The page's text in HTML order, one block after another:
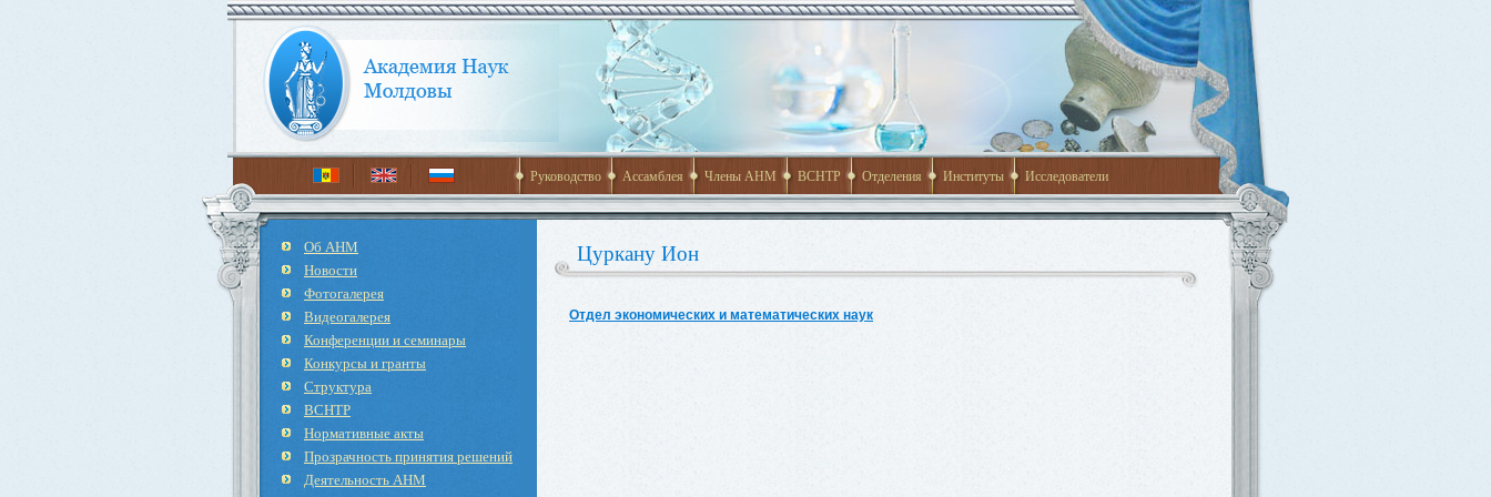
Руководство Ассамблея Члены АНМ ВСНТР Отделения Институты Исследователи
Об АНМ
Новости
Фотогалерея
Видеогалерея
Конференции и семинары
Конкурсы и гранты
Структура
ВСНТР
Нормативные акты
Прозрачность принятия решений
Деятельность АНМ
Цуркану Ион
Отдел экономических и математических наук